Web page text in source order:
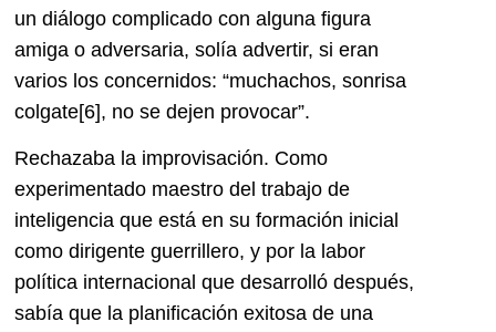
un diálogo complicado con alguna figura
amiga o adversaria, solía advertir, si eran
varios los concernidos: “muchachos, sonrisa
colgate[6], no se dejen provocar”.
Rechazaba la improvisación. Como
experimentado maestro del trabajo de
inteligencia que está en su formación inicial
como dirigente guerrillero, y por la labor
política internacional que desarrolló después,
sabía que la planificación exitosa de una